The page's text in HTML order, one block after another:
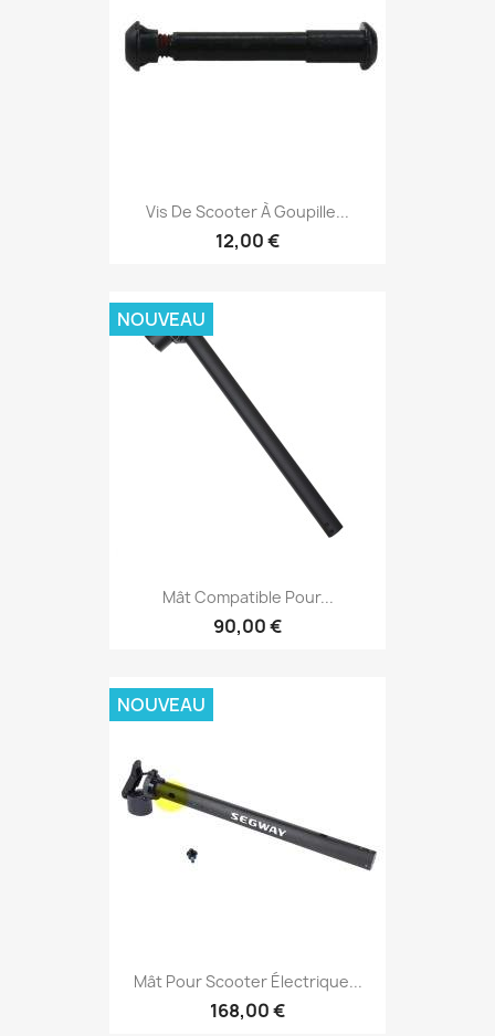
Vis De Scooter À Goupille...
12,00 €
Mât Compatible Pour...
90,00 €
NOUVEAU
Mât Pour Scooter Électrique...
168,00 €
NOUVEAU